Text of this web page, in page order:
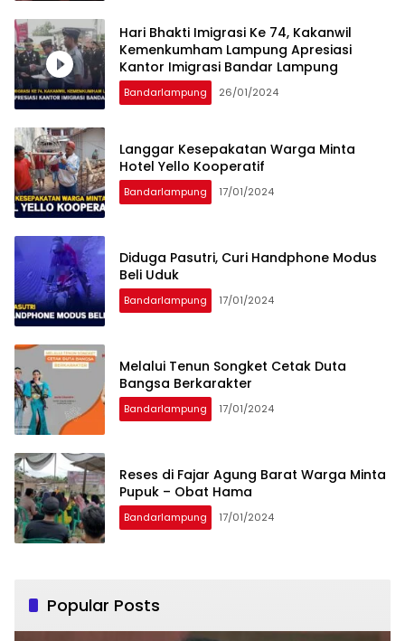
Hari Bhakti Imigrasi Ke 74, Kakanwil
Kemenkumham Lampung Apresiasi
Kantor Imigrasi Bandar Lampung
Bandarlampung 26/01/2024
Langgar Kesepakatan Warga Minta
Hotel Yello Kooperatif
Bandarlampung 17/01/2024
Diduga Pasutri, Curi Handphone Modus
Beli Uduk
Bandarlampung 17/01/2024
Melalui Tenun Songket Cetak Duta
Bangsa Berkarakter
Bandarlampung 17/01/2024
Reses di Fajar Agung Barat Warga Minta
Pupuk – Obat Hama
Bandarlampung 17/01/2024
Popular Posts